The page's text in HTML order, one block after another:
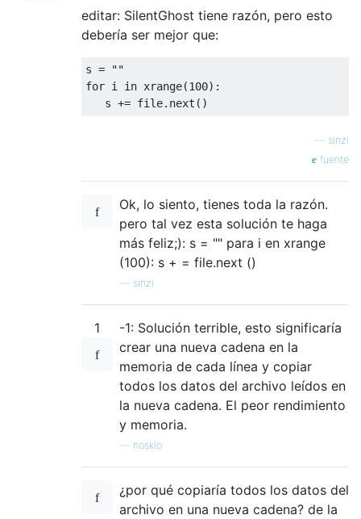
editar: SilentGhost tiene razón, pero esto
debería ser mejor que:
s =
""
for i in xrange(100):
   s
+= file. next ()
sinzi
fuente
Ok, lo siento, tienes toda la razón.
pero tal vez esta solución te haga
más feliz;): s = "" para i en xrange
(100): s + = file.next ()
sinzi
1
-1: Solución terrible, esto significaría
crear una nueva cadena en la
memoria de cada línea y copiar
todos los datos del archivo leídos en
la nueva cadena. El peor rendimiento
y memoria.
nosklo
¿por qué copiaría todos los datos del
archivo en una nueva cadena? de la